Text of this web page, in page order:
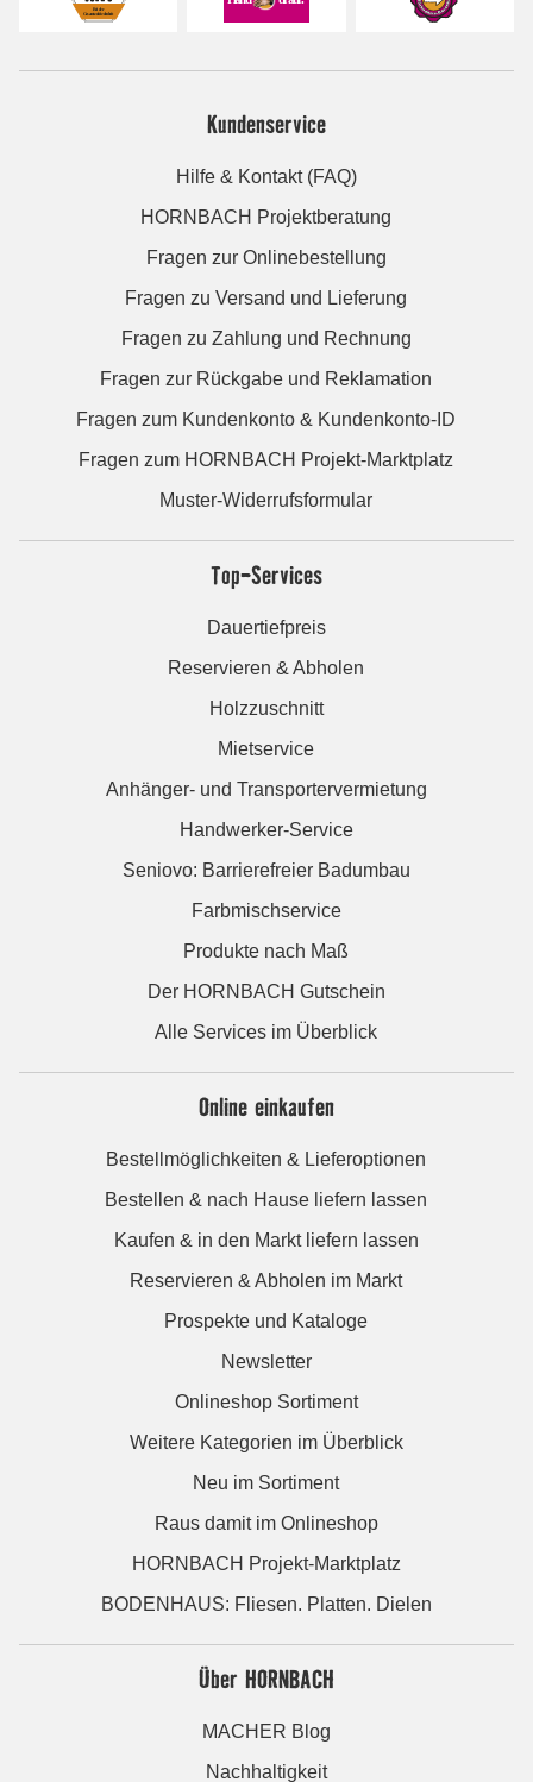
Kundenservice
Hilfe & Kontakt (FAQ)
HORNBACH Projektberatung
Fragen zur Onlinebestellung
Fragen zu Versand und Lieferung
Fragen zu Zahlung und Rechnung
Fragen zur Rückgabe und Reklamation
Fragen zum Kundenkonto & Kundenkonto-ID
Fragen zum HORNBACH Projekt-Marktplatz
Muster-Widerrufsformular
Top-Services
Dauertiefpreis
Reservieren & Abholen
Holzzuschnitt
Mietservice
Anhänger- und Transportervermietung
Handwerker-Service
Seniovo: Barrierefreier Badumbau
Farbmischservice
Produkte nach Maß
Der HORNBACH Gutschein
Alle Services im Überblick
Online einkaufen
Bestellmöglichkeiten & Lieferoptionen
Bestellen & nach Hause liefern lassen
Kaufen & in den Markt liefern lassen
Reservieren & Abholen im Markt
Prospekte und Kataloge
Newsletter
Onlineshop Sortiment
Weitere Kategorien im Überblick
Neu im Sortiment
Raus damit im Onlineshop
HORNBACH Projekt-Marktplatz
BODENHAUS: Fliesen. Platten. Dielen
Über HORNBACH
MACHER Blog
Nachhaltigkeit